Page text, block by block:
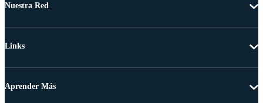
Nuestra Red
Links
Aprender Más